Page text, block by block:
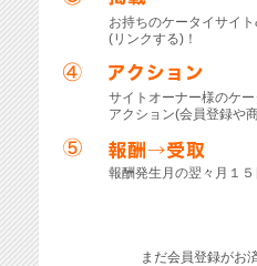
お持ちのケータイサイ
(リンクする)！
サイトオーナー様のケ
アクション(会員登録や
報酬発生月の翌々月１
まだ会員登録がお